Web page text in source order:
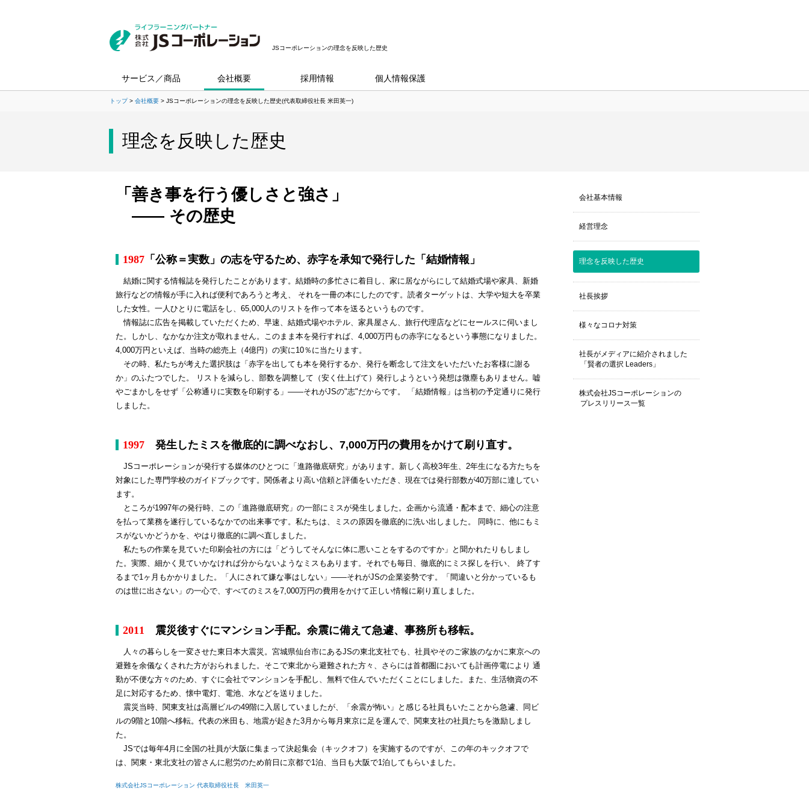
JSコーポレーションの理念を反映した歴史
サービス／商品 会社概要 採用情報 個人情報保護
トップ 会社概要 JSコーポレーションの理念を反映した歴史(代表取締役社長 米田英一)
理念を反映した歴史
「善き事を行う優しさと強さ」
―― その歴史
1987 「公称＝実数」の志を守るため、赤字を承知で発行した「結婚情報」
結婚に関する情報誌を発行したことがあります。結婚時の多忙さに着目し、家に居ながらにして結婚式場や家具、新婚
旅行などの情報が手に入れば便利であろうと考え、 それを一冊の本にしたのです。読者ターゲットは、大学や短大を卒業
した女性。一人ひとりに電話をし、65,000人のリストを作って本を送るというものです。
情報誌に広告を掲載していただくため、早速、結婚式場やホテル、家具屋さん、旅行代理店などにセールスに伺いまし
た。しかし、なかなか注文が取れません。このまま本を発行すれば、4,000万円もの赤字になるという事態になりました。
4,000万円といえば、当時の総売上（4億円）の実に10％に当たります。
その時、私たちが考えた選択肢は「赤字を出しても本を発行するか、発行を断念して注文をいただいたお客様に謝る
か」のふたつでした。 リストを減らし、部数を調整して（安く仕上げて）発行しようという発想は微塵もありません。嘘
やごまかしをせず「公称通りに実数を印刷する」――それがJSの"志"だからです。 「結婚情報」は当初の予定通りに発行
しました。
1997 発生したミスを徹底的に調べなおし、7,000万円の費用をかけて刷り直す。
JSコーポレーションが発行する媒体のひとつに「進路徹底研究」があります。新しく高校3年生、2年生になる方たちを
対象にした専門学校のガイドブックです。関係者より高い信頼と評価をいただき、現在では発行部数が40万部に達してい
ます。
ところが1997年の発行時、この「進路徹底研究」の一部にミスが発生しました。企画から流通・配本まで、細心の注意
を払って業務を遂行しているなかでの出来事です。私たちは、ミスの原因を徹底的に洗い出しました。 同時に、他にもミ
スがないかどうかを、やはり徹底的に調べ直しました。
私たちの作業を見ていた印刷会社の方には「どうしてそんなに体に悪いことをするのですか」と聞かれたりもしまし
た。実際、細かく見ていかなければ分からないようなミスもあります。それでも毎日、徹底的にミス探しを行い、 終了す
るまで1ヶ月もかかりました。「人にされて嫌な事はしない」――それがJSの企業姿勢です。「間違いと分かっているも
のは世に出さない」の一心で、すべてのミスを7,000万円の費用をかけて正しい情報に刷り直しました。
2011 震災後すぐにマンション手配。余震に備えて急遽、事務所も移転。
人々の暮らしを一変させた東日本大震災。宮城県仙台市にあるJSの東北支社でも、社員やそのご家族のなかに東京への
避難を余儀なくされた方がおられました。そこで東北から避難された方々、さらには首都圏においても計画停電により 通
勤が不便な方々のため、すぐに会社でマンションを手配し、無料で住んでいただくことにしました。また、生活物資の不
足に対応するため、懐中電灯、電池、水などを送りました。
震災当時、関東支社は高層ビルの49階に入居していましたが、「余震が怖い」と感じる社員もいたことから急遽、同ビ
ルの9階と10階へ移転。代表の米田も、地震が起きた3月から毎月東京に足を運んで、関東支社の社員たちを激励しまし
た。
JSでは毎年4月に全国の社員が大阪に集まって決起集会（キックオフ）を実施するのですが、この年のキックオフで
は、関東・東北支社の皆さんに慰労のため前日に京都で1泊、当日も大阪で1泊してもらいました。
株式会社JSコーポレーション 代表取締役社長 米田英一
会社基本情報
経営理念
理念を反映した歴史
社長挨拶
様々なコロナ対策
社長がメディアに紹介されました
「賢者の選択 Leaders」
株式会社JSコーポレーションの
プレスリリース一覧